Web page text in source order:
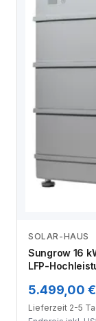
SOLAR-HAUS
Sungrow 16
LFP-
5.499,00 €
Lieferzeit 2-5